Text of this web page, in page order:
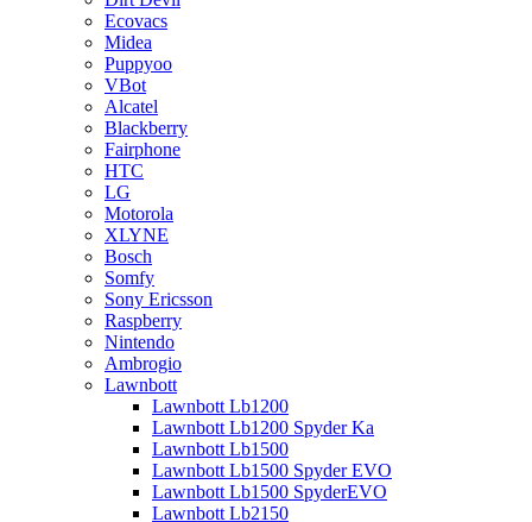
Ecovacs
Midea
Puppyoo
VBot
Alcatel
Blackberry
Fairphone
HTC
LG
Motorola
XLYNE
Bosch
Somfy
Sony Ericsson
Raspberry
Nintendo
Ambrogio
Lawnbott
Lawnbott Lb1200
Lawnbott Lb1200 Spyder Ka
Lawnbott Lb1500
Lawnbott Lb1500 Spyder EVO
Lawnbott Lb1500 SpyderEVO
Lawnbott Lb2150